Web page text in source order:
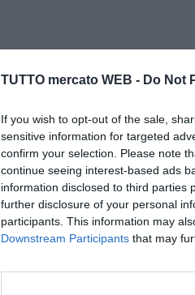
TUTTO mercato WEB - Do Not
If you wish to opt-out of the sale,
sensitive information for targeted
confirm your selection. Please note
continue seeing interest-based ads
information disclosed to third parties
further disclosure of your personal
participants. This information may
Downstream Participants that may